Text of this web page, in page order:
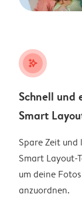
stars_plus
Schnell und
Smart
Spare Zeit und
Smart Layout-
um deine
anzuordnen.